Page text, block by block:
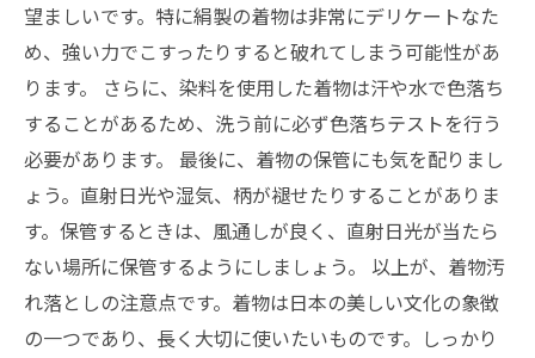
望ましいです。特に絹製の着物は非常にデリケートなた
め、強い力でこすったりすると破れてしまう可能性があ
ります。 さらに、染料を使用した着物は汗や水で色落ち
することがあるため、洗う前に必ず色落ちテストを行う
必要があります。 最後に、着物の保管にも気を配りまし
ょう。直射日光や湿気、柄が褪せたりすることがありま
す。保管するときは、風通しが良く、直射日光が当たら
ない場所に保管するようにしましょう。 以上が、着物汚
れ落としの注意点です。着物は日本の美しい文化の象徴
の一つであり、長く大切に使いたいものです。しっかり